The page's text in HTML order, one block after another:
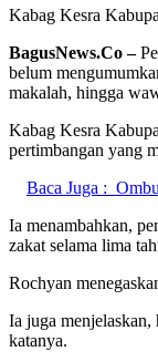
Kabag Kesra
BagusNews.Co –
belum
makalah, hingga
Kabag Kesra
pertimbangan yang
Baca Juga :
Ia menambahkan,
zakat selama lima
Rochyan
Ia juga
katanya.